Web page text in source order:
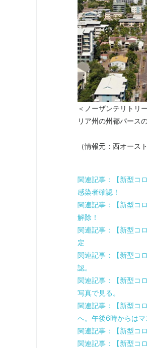
＜ノーザンテリトリ
リア州の州都パース
（情報元：西オース
関連記事：【新型コ
感染者確認！
関連記事：【新型コ
解除！
関連記事：【新型コ
定
関連記事：【新型コ
認。
関連記事：【新型コ
写真で見る。
関連記事：【新型コ
へ。午後6時からはマ
関連記事：【新型コ
関連記事：【新型コ